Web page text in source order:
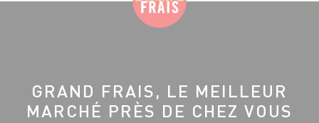
GRAND FRAIS, LE MEILLEUR
MARCHÉ PRÈS DE CHEZ VOUS